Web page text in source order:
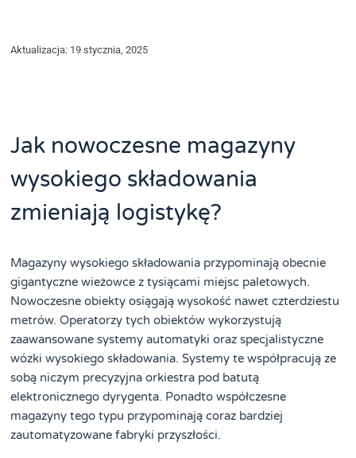
Aktualizacja: 19 stycznia, 2025
Jak nowoczesne magazyny
wysokiego składowania
zmieniają logistykę?
Magazyny wysokiego składowania przypominają obecnie
gigantyczne wieżowce z tysiącami miejsc paletowych.
Nowoczesne obiekty osiągają wysokość nawet czterdziestu
metrów. Operatorzy tych obiektów wykorzystują
zaawansowane systemy automatyki oraz specjalistyczne
wózki wysokiego składowania. Systemy te współpracują ze
sobą niczym precyzyjna orkiestra pod batutą
elektronicznego dyrygenta. Ponadto współczesne
magazyny tego typu przypominają coraz bardziej
zautomatyzowane fabryki przyszłości.